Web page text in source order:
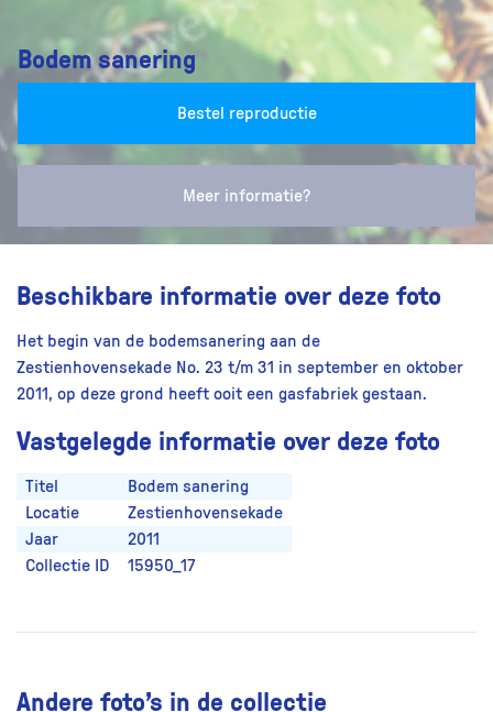
Bodem sanering
Bestel reproductie
Meer informatie?
Beschikbare informatie over deze foto
Het begin van de bodemsanering aan de
Zestienhovensekade No. 23 t/m 31 in september en oktober
2011, op deze grond heeft ooit een gasfabriek gestaan.
Vastgelegde informatie over deze foto
Titel
Bodem sanering
Locatie
Zestienhovensekade
Jaar
2011
Collectie ID
15950_17
Andere foto’s in de collectie